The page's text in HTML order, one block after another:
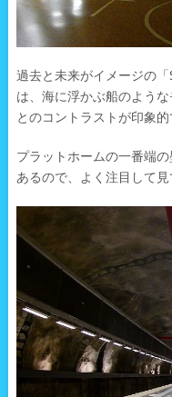
過去と未来がイメージの
は、海に浮かぶ船のよう
とのコントラストが印象的
プラットホームの一番端
あるので、よく注目して見